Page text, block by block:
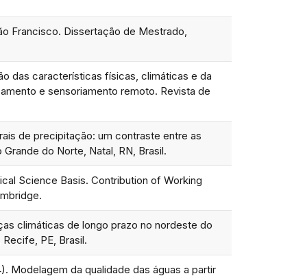
Francisco. Dissertação de Mestrado,
das características físicas, climáticas e da
e sensoriamento remoto. Revista de
de precipitação: um contraste entre as
do Norte, Natal, RN, Brasil.
Science Basis. Contribution of Working
climáticas de longo prazo no nordeste do
PE, Brasil.
Modelagem da qualidade das águas a partir